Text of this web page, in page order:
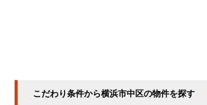
こだわり条件から横浜市中区の物件を探す